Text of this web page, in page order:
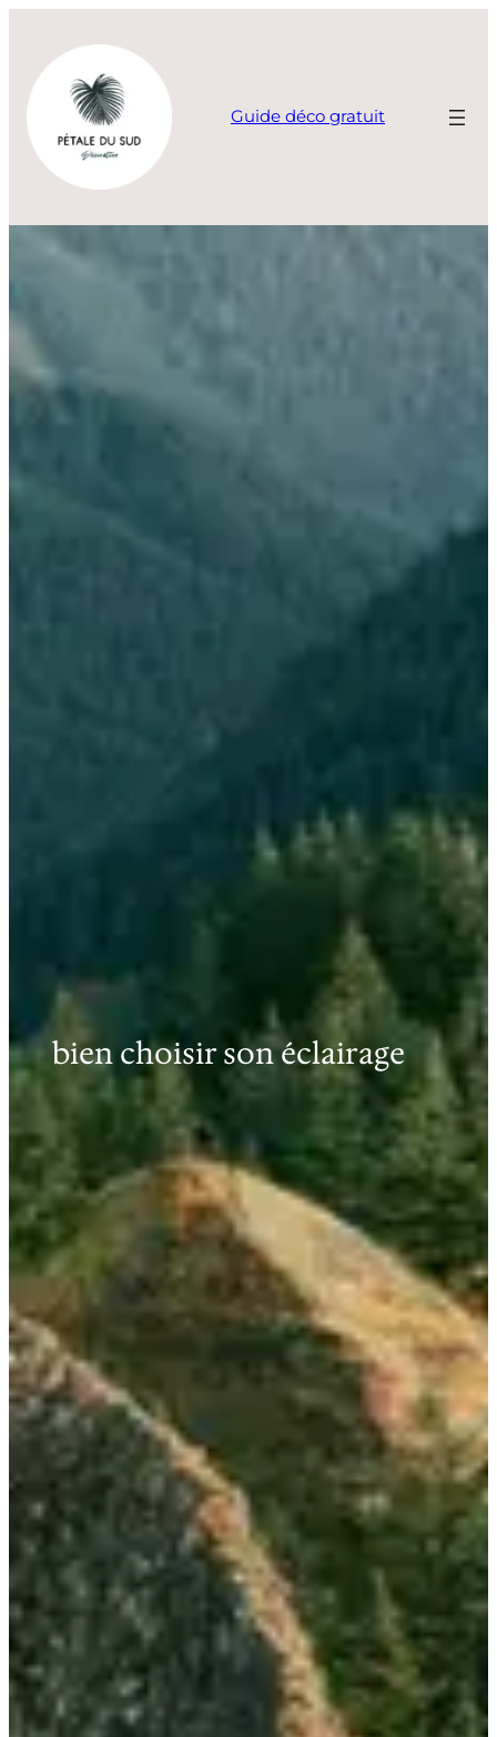
contenu
Guide déco gratuit
bien choisir son éclairage